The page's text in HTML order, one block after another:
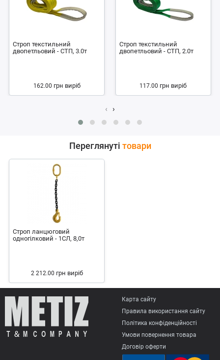
Строп текстильний
двопетльовий - СТП, 3.0т
162.00 грн виріб
Строп текстильний
двопетльовий - СТП, 2.0т
117.00 грн виріб
‹ ›
Переглянуті товари
Строп ланцюговий
одногілковий - 1СЛ, 8,0т
2 212.00 грн виріб
Карта сайту
Правила використання сайту
Політика конфіденційності
Умови повернення товарa
Договір оферти